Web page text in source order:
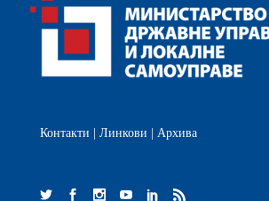
Контакти Линкови Архива